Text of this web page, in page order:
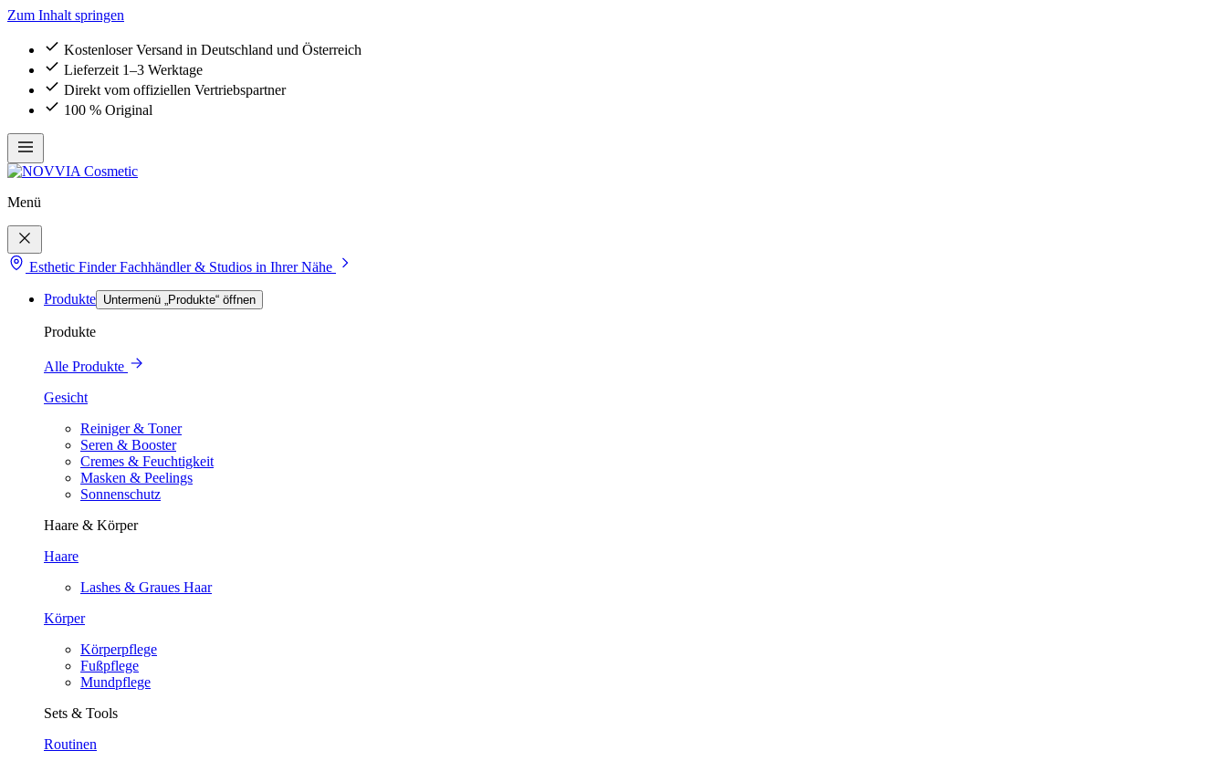
Zum Inhalt springen
Kostenloser Versand in Deutschland und Österreich
Lieferzeit 1–3 Werktage
Direkt vom offiziellen Vertriebspartner
100 % Original
Menü
Esthetic Finder Fachhändler & Studios in Ihrer Nähe
Produkte Untermenü „Produkte“ öffnen
Produkte
Alle Produkte
Gesicht
Reiniger & Toner
Seren & Booster
Cremes & Feuchtigkeit
Masken & Peelings
Sonnenschutz
Haare & Körper
Haare
Lashes & Graues Haar
Körper
Körperpflege
Fußpflege
Mundpflege
Sets & Tools
Routinen